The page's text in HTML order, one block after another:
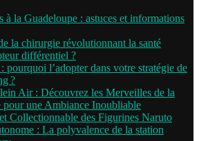
à la Guadeloupe : astuces et informations
la chirurgie révolutionnant la santé
différentiel ?
pourquoi l’adopter dans votre stratégie de
?
Air : Découvrez les Merveilles de la
pour une Ambiance Inoubliable
Collectionnable des Figurines Naruto
: La polyvalence de la station